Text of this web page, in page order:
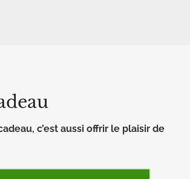
c’est aussi offrir le plaisir de